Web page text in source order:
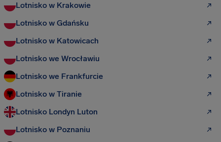
Lotnisko w Krakowie
Lotnisko w Gdańsku
Lotnisko w Katowicach
Lotnisko we Wrocławiu
Lotnisko we Frankfurcie
Lotnisko w Tiranie
Lotnisko Londyn Luton
Lotnisko w Poznaniu